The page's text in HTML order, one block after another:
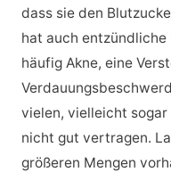
dass sie den
hat auch entzündliche
häufig Akne, eine
vielen, vielleicht
nicht gut vertragen.
größeren Mengen